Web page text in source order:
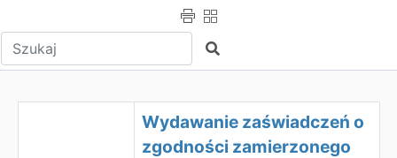
Wpisz tekst do wyszukania Szukaj
Wydawanie zaświadczeń o
zgodności zamierzonego